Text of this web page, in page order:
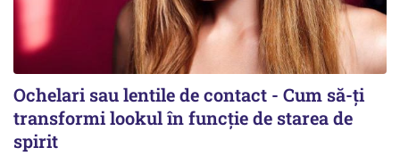
Ochelari sau lentile de contact - Cum să-ți
transformi lookul în funcție de starea de
spirit